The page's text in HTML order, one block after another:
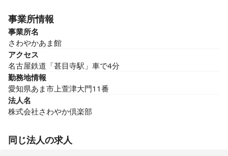
事業所情報
事業所名
さわやかあま館
アクセス
名古屋鉄道「甚目寺駅」車で4分
勤務地情報
愛知県あま市上萱津大門11番
法人名
株式会社さわやか倶楽部
同じ法人の求人